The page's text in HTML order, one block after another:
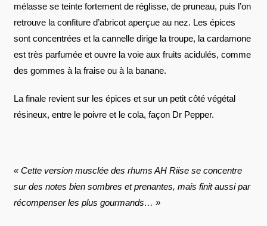
mélasse se teinte fortement de réglisse, de pruneau, puis l’on
retrouve la confiture d’abricot aperçue au nez. Les épices
sont concentrées et la cannelle dirige la troupe, la cardamone
est très parfumée et ouvre la voie aux fruits acidulés, comme
des gommes à la fraise ou à la banane.
La finale revient sur les épices et sur un petit côté végétal
résineux, entre le poivre et le cola, façon Dr Pepper.
« Cette version musclée des rhums AH Riise se concentre
sur des notes bien sombres et prenantes, mais finit aussi par
récompenser les plus gourmands… »